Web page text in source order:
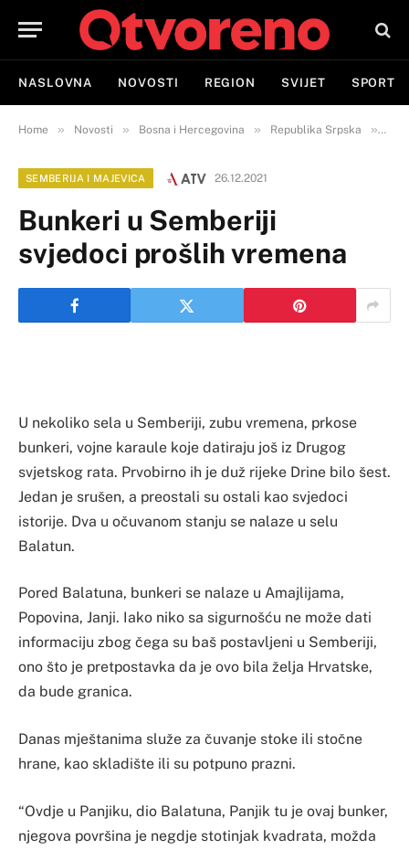
NASLOVNA NOVOSTI REGION SVIJET SPORT
Home » Novosti » Bosna i Hercegovina » Republika Srpska »
SEMBERIJA I MAJEVICA 26.12.2021
Bunkeri u Semberiji
svjedoci prošlih vremena
U nekoliko sela u Semberiji, zubu vremena, prkose
bunkeri, vojne karaule koje datiraju još iz Drugog
svjetskog rata. Prvobirno ih je duž rijeke Drine bilo šest.
Jedan je srušen, a preostali su ostali kao svjedoci
istorije. Dva u očuvanom stanju se nalaze u selu
Balatun.
Pored Balatuna, bunkeri se nalaze u Amajlijama,
Popovina, Janji. Iako niko sa sigurnošću ne može dati
informaciju zbog čega su baš postavljeni u Semberiji,
ono što je pretpostavka da je ovo bila želja Hrvatske,
da bude granica.
Danas mještanima služe za čuvanje stoke ili stočne
hrane, kao skladište ili su potpuno prazni.
“Ovdje u Panjiku, dio Balatuna, Panjik tu je ovaj bunker,
njegova površina je negdje stotinjak kvadrata, možda